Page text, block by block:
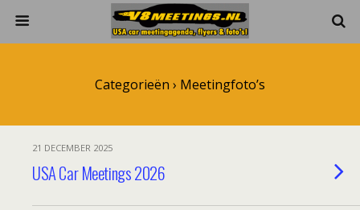
Categorieën › Meetingfoto’s
21 DECEMBER 2025
USA Car Meetings 2026